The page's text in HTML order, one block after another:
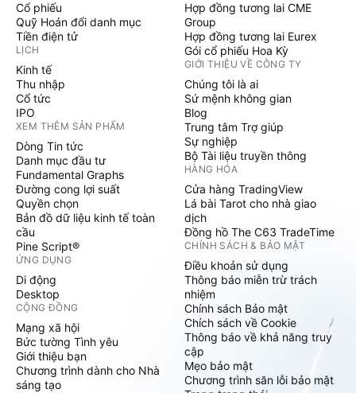
Cổ phiếu
Quỹ Hoán đổi danh mục
Tiền điện tử
LỊCH
Kinh tế
Thu nhập
Cổ tức
IPO
XEM THÊM SẢN PHẨM
Dòng Tin tức
Danh mục đầu tư
Fundamental Graphs
Đường cong lợi suất
Quyền chọn
Bản đồ dữ liệu kinh tế toàn
cầu
Pine Script®
ỨNG DỤNG
Di động
Desktop
CỘNG ĐỒNG
Mạng xã hội
Bức tường Tình yêu
Giới thiệu bạn
Chương trình dành cho Nhà
sáng tạo
Hợp đồng tương lai CME
Group
Hợp đồng tương lai Eurex
Gói cổ phiếu Hoa Kỳ
GIỚI THIỆU VỀ CÔNG TY
Chúng tôi là ai
Sứ mệnh không gian
Blog
Trung tâm Trợ giúp
Sự nghiệp
Bộ Tài liệu truyền thông
HÀNG HÓA
Cửa hàng TradingView
Lá bài Tarot cho nhà giao
dịch
Đồng hồ The C63 TradeTime
CHÍNH SÁCH & BẢO MẬT
Điều khoản sử dụng
Thông báo miễn trừ trách
nhiệm
Chính sách Bảo mật
Chích sách về Cookie
Thông báo về khả năng truy
cập
Mẹo bảo mật
Chương trình săn lỗi bảo mật